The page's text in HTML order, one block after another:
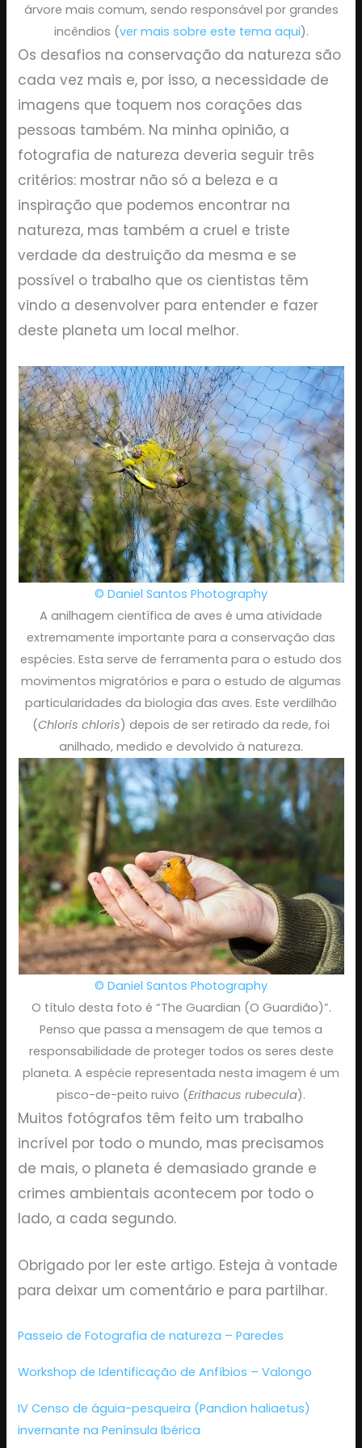
árvore mais comum, sendo responsável por grandes
incêndios (ver mais sobre este tema aqui).
Os desafios na conservação da natureza são
cada vez mais e, por isso, a necessidade de
imagens que toquem nos corações das
pessoas também. Na minha opinião, a
fotografia de natureza deveria seguir três
critérios: mostrar não só a beleza e a
inspiração que podemos encontrar na
natureza, mas também a cruel e triste
verdade da destruição da mesma e se
possível o trabalho que os cientistas têm
vindo a desenvolver para entender e fazer
deste planeta um local melhor.
© Daniel Santos Photography
A anilhagem científica de aves é uma atividade
extremamente importante para a conservação das
espécies. Esta serve de ferramenta para o estudo dos
movimentos migratórios e para o estudo de algumas
particularidades da biologia das aves. Este verdilhão
(Chloris chloris) depois de ser retirado da rede, foi
anilhado, medido e devolvido à natureza.
© Daniel Santos Photography
O título desta foto é “The Guardian (O Guardião)”.
Penso que passa a mensagem de que temos a
responsabilidade de proteger todos os seres deste
planeta. A espécie representada nesta imagem é um
pisco-de-peito ruivo (Erithacus rubecula).
Muitos fotógrafos têm feito um trabalho
incrível por todo o mundo, mas precisamos
de mais, o planeta é demasiado grande e
crimes ambientais acontecem por todo o
lado, a cada segundo.
Obrigado por ler este artigo. Esteja à vontade
para deixar um comentário e para partilhar.
Passeio de Fotografia de natureza – Paredes
Workshop de Identificação de Anfíbios – Valongo
IV Censo de águia-pesqueira (Pandion haliaetus)
invernante na Península Ibérica